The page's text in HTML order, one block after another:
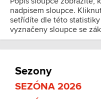
nadpisem sloupce.
setřídíte dle této
vyznačeny sloupce se
Sezony
SEZÓNA 2026